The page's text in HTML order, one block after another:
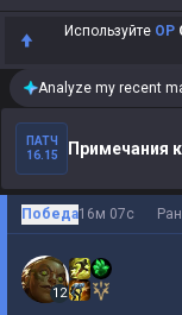
Используйте OP
Analyze my recent
ПАТЧ
16.15
Примечания
Победа16м 07с
12